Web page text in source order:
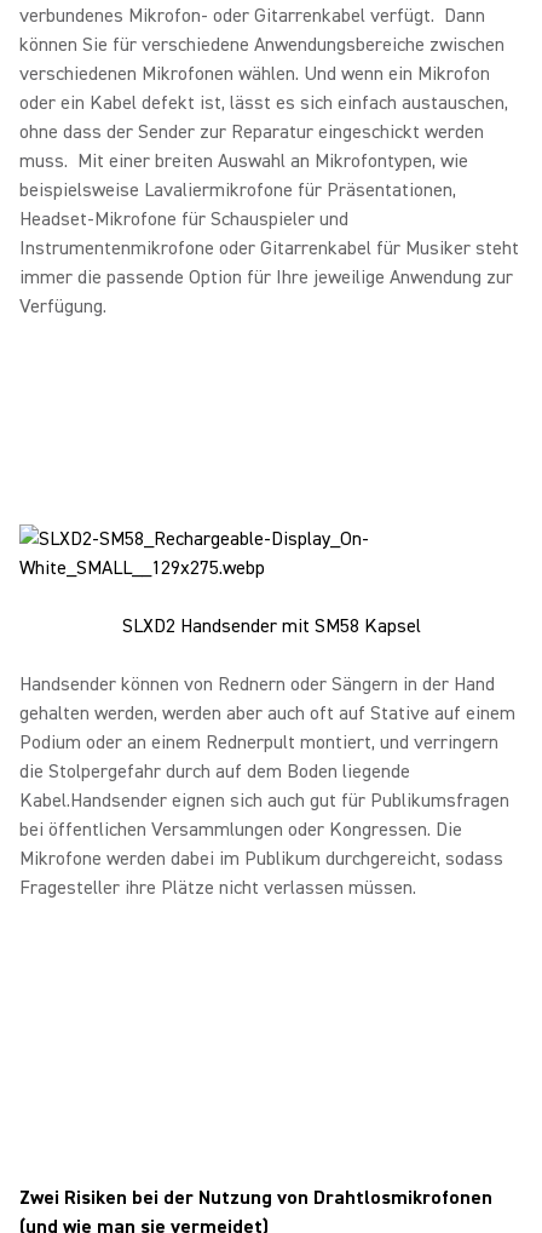
verbundenes Mikrofon- oder Gitarrenkabel verfügt. Dann
können Sie für verschiedene Anwendungsbereiche zwischen
verschiedenen Mikrofonen wählen. Und wenn ein Mikrofon
oder ein Kabel defekt ist, lässt es sich einfach austauschen,
ohne dass der Sender zur Reparatur eingeschickt werden
muss. Mit einer breiten Auswahl an Mikrofontypen, wie
beispielsweise Lavaliermikrofone für Präsentationen,
Headset-Mikrofone für Schauspieler und
Instrumentenmikrofone oder Gitarrenkabel für Musiker steht
immer die passende Option für Ihre jeweilige Anwendung zur
Verfügung.
SLXD2 Handsender mit SM58 Kapsel
Handsender können von Rednern oder Sängern in der Hand
gehalten werden, werden aber auch oft auf Stative auf einem
Podium oder an einem Rednerpult montiert, und verringern
die Stolpergefahr durch auf dem Boden liegende
Kabel.Handsender eignen sich auch gut für Publikumsfragen
bei öffentlichen Versammlungen oder Kongressen. Die
Mikrofone werden dabei im Publikum durchgereicht, sodass
Fragesteller ihre Plätze nicht verlassen müssen.
Zwei Risiken bei der Nutzung von Drahtlosmikrofonen
(und wie man sie vermeidet)